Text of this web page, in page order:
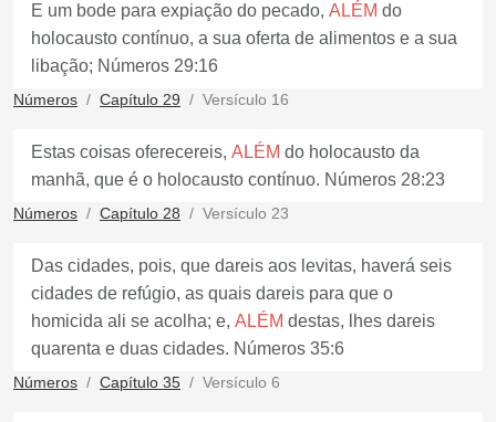
E um bode para expiação do pecado, ALÉM do
holocausto contínuo, a sua oferta de alimentos e a sua
libação; Números 29:16
Números Capítulo 29 Versículo 16
Estas coisas oferecereis, ALÉM do holocausto da
manhã, que é o holocausto contínuo. Números 28:23
Números Capítulo 28 Versículo 23
Das cidades, pois, que dareis aos levitas, haverá seis
cidades de refúgio, as quais dareis para que o
homicida ali se acolha; e, ALÉM destas, lhes dareis
quarenta e duas cidades. Números 35:6
Números Capítulo 35 Versículo 6